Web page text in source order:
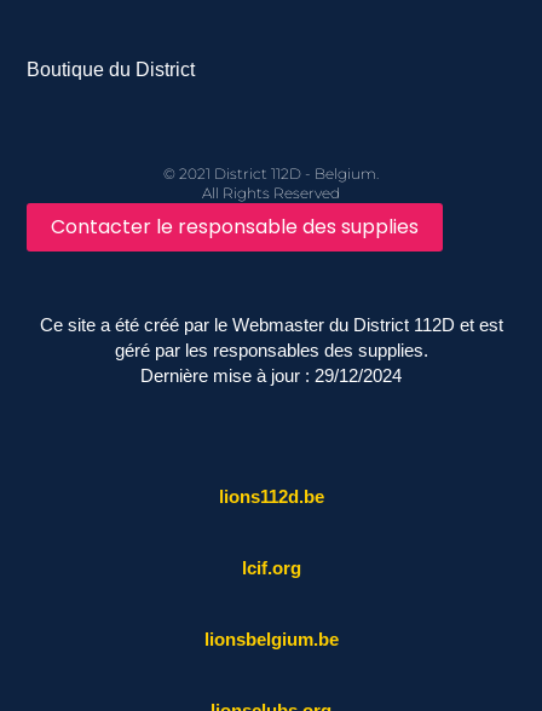
Boutique du District
© 2021 District 112D - Belgium.
All Rights Reserved
Contacter le responsable des supplies
Ce site a été créé par le Webmaster du District 112D et est
géré par les responsables des supplies.
Dernière mise à jour : 29/12/2024
lions112d.be
lcif.org
lionsbelgium.be